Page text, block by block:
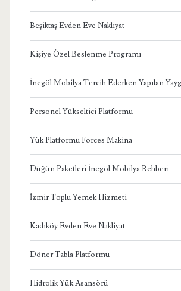
Beşiktaş Evden Eve Nakliyat
Kişiye Özel Beslenme Programı
İnegöl Mobilya Tercih Ederken Yapılan
Personel Yükseltici Platformu
Yük Platformu Forces Makina
Düğün Paketleri İnegöl Mobilya Rehberi
İzmir Toplu Yemek Hizmeti
Kadıköy Evden Eve Nakliyat
Döner Tabla Platformu
Hidrolik Yük Asansörü